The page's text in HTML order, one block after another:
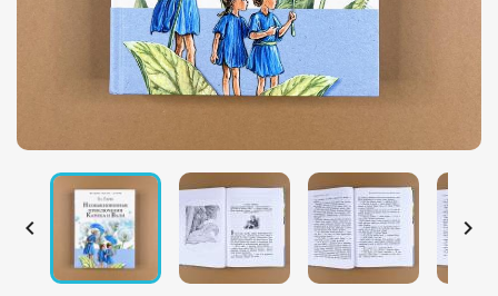
 